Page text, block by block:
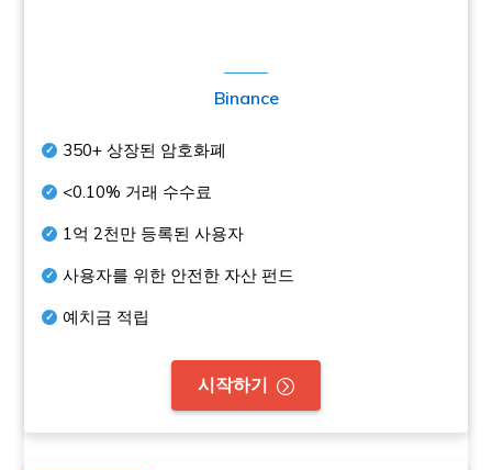
Binance
350+ 상장된 암호화폐
<0.10% 거래 수수료
1억 2천만 등록된 사용자
사용자를 위한 안전한 자산 펀드
예치금 적립
시작하기